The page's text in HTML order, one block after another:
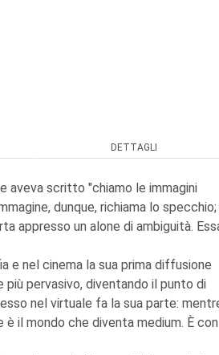
DETTAGLI
aveva scritto "chiamo le immagini
dunque, richiama lo specchio;
appresso un alone di ambiguità.
e nel cinema la sua prima diffusione
pervasivo, diventando il punto di
nel virtuale fa la sua parte:
il mondo che diventa medium. È con